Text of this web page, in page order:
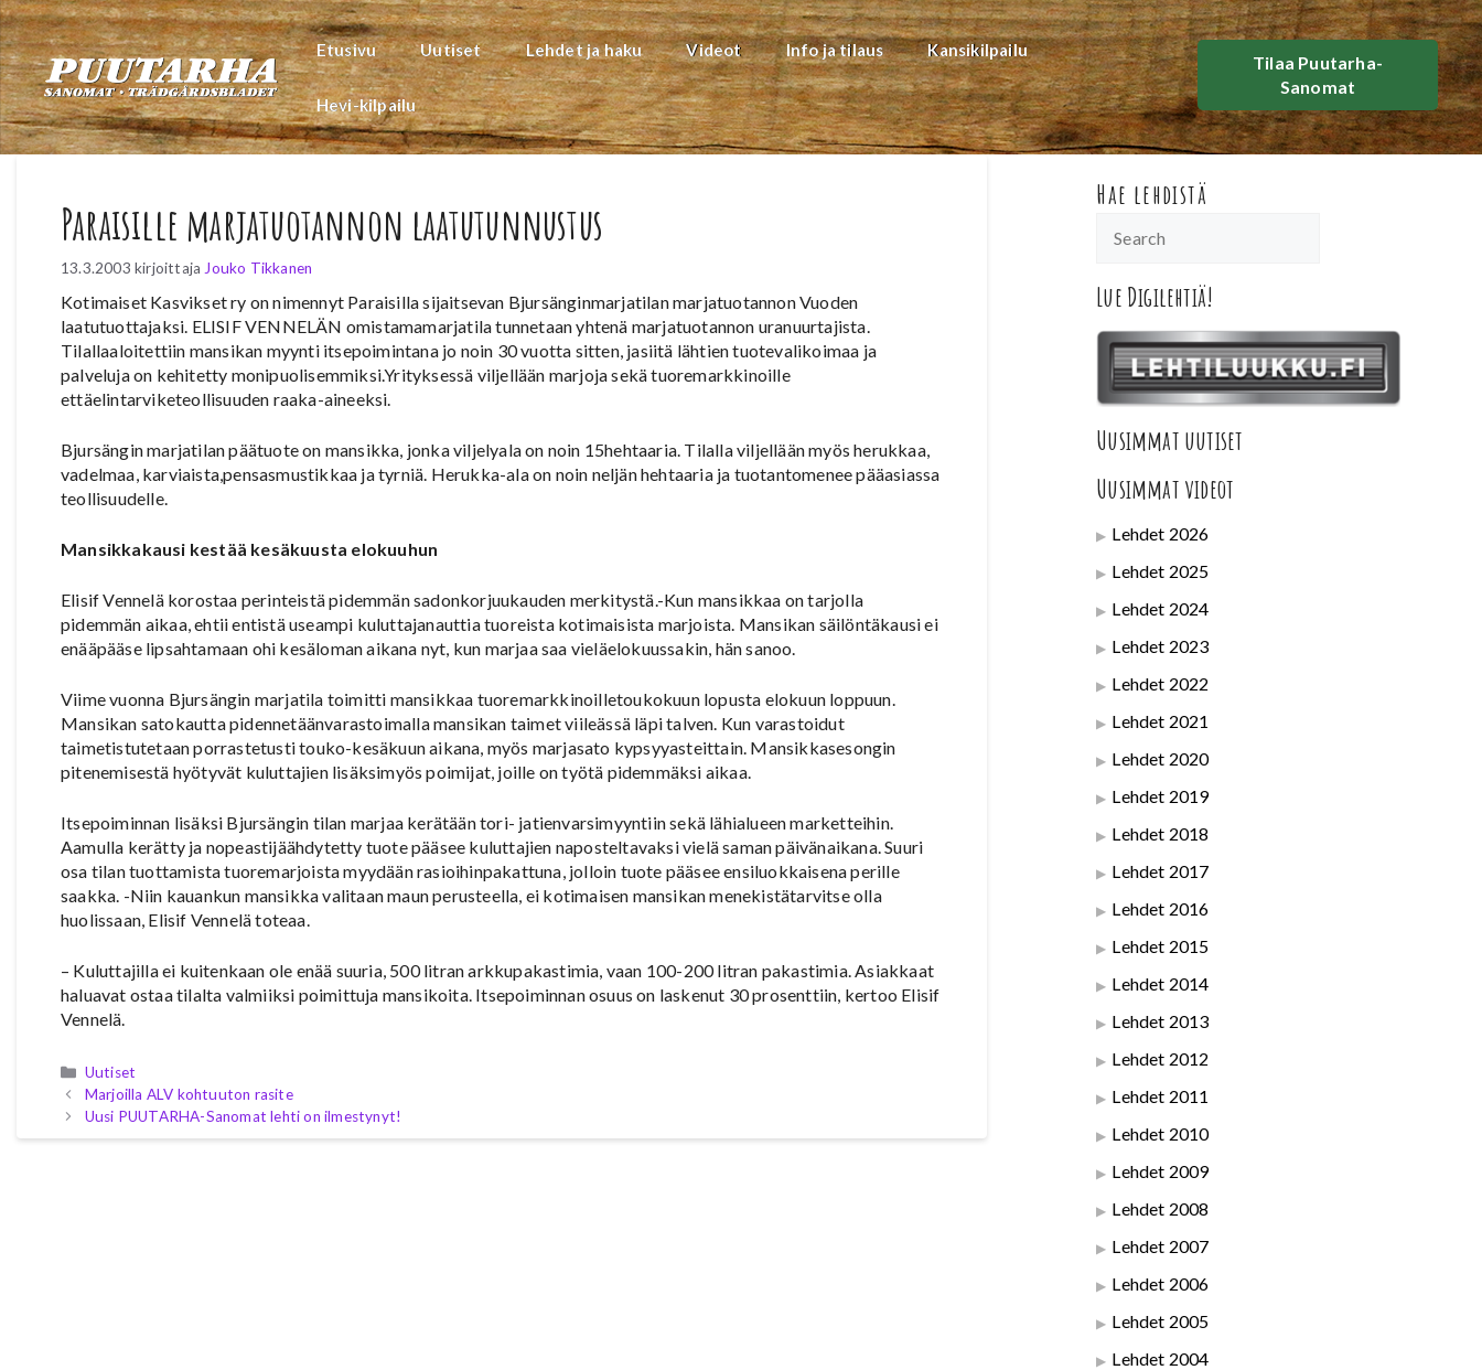
Siirry
sisältöön
Etusivu Uutiset Lehdet ja haku Videot Info ja tilaus Kansikilpailu
Hevi-kilpailu
Tilaa Puutarha-
Sanomat
Paraisille marjatuotannon laatutunnustus
13.3.2003 kirjoittaja Jouko Tikkanen
Kotimaiset Kasvikset ry on nimennyt Paraisilla sijaitsevan Bjursänginmarjatilan marjatuotannon Vuoden
laatutuottajaksi. ELISIF VENNELÄN omistamamarjatila tunnetaan yhtenä marjatuotannon uranuurtajista.
Tilallaaloitettiin mansikan myynti itsepoimintana jo noin 30 vuotta sitten, jasiitä lähtien tuotevalikoimaa ja
palveluja on kehitetty monipuolisemmiksi.Yrityksessä viljellään marjoja sekä tuoremarkkinoille
ettäelintarviketeollisuuden raaka-aineeksi.
Bjursängin marjatilan päätuote on mansikka, jonka viljelyala on noin 15hehtaaria. Tilalla viljellään myös herukkaa,
vadelmaa, karviaista,pensasmustikkaa ja tyrniä. Herukka-ala on noin neljän hehtaaria ja tuotantomenee pääasiassa
teollisuudelle.
Mansikkakausi kestää kesäkuusta elokuuhun
Elisif Vennelä korostaa perinteistä pidemmän sadonkorjuukauden merkitystä.-Kun mansikkaa on tarjolla
pidemmän aikaa, ehtii entistä useampi kuluttajanauttia tuoreista kotimaisista marjoista. Mansikan säilöntäkausi ei
enääpääse lipsahtamaan ohi kesäloman aikana nyt, kun marjaa saa vieläelokuussakin, hän sanoo.
Viime vuonna Bjursängin marjatila toimitti mansikkaa tuoremarkkinoilletoukokuun lopusta elokuun loppuun.
Mansikan satokautta pidennetäänvarastoimalla mansikan taimet viileässä läpi talven. Kun varastoidut
taimetistutetaan porrastetusti touko-kesäkuun aikana, myös marjasato kypsyyasteittain. Mansikkasesongin
pitenemisestä hyötyvät kuluttajien lisäksimyös poimijat, joille on työtä pidemmäksi aikaa.
Itsepoiminnan lisäksi Bjursängin tilan marjaa kerätään tori- jatienvarsimyyntiin sekä lähialueen marketteihin.
Aamulla kerätty ja nopeastijäähdytetty tuote pääsee kuluttajien naposteltavaksi vielä saman päivänaikana. Suuri
osa tilan tuottamista tuoremarjoista myydään rasioihinpakattuna, jolloin tuote pääsee ensiluokkaisena perille
saakka. -Niin kauankun mansikka valitaan maun perusteella, ei kotimaisen mansikan menekistätarvitse olla
huolissaan, Elisif Vennelä toteaa.
– Kuluttajilla ei kuitenkaan ole enää suuria, 500 litran arkkupakastimia, vaan 100-200 litran pakastimia. Asiakkaat
haluavat ostaa tilalta valmiiksi poimittuja mansikoita. Itsepoiminnan osuus on laskenut 30 prosenttiin, kertoo Elisif
Vennelä.
Kategoriat
Uutiset
Marjoilla ALV kohtuuton rasite
Uusi PUUTARHA-Sanomat lehti on ilmestynyt!
Hae lehdistä
Lue Digilehtiä!
Uusimmat uutiset
Uusimmat videot
Lehdet 2026
Lehdet 2025
Lehdet 2024
Lehdet 2023
Lehdet 2022
Lehdet 2021
Lehdet 2020
Lehdet 2019
Lehdet 2018
Lehdet 2017
Lehdet 2016
Lehdet 2015
Lehdet 2014
Lehdet 2013
Lehdet 2012
Lehdet 2011
Lehdet 2010
Lehdet 2009
Lehdet 2008
Lehdet 2007
Lehdet 2006
Lehdet 2005
Lehdet 2004